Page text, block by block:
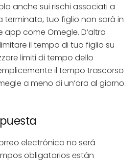
anche sui rischi associati a
terminato, tuo figlio non sarà in
come Omegle. D’altra
il tempo di tuo figlio su
limiti di tempo dello
il tempo trascorso
a meno di un’ora al giorno.
electrónico no será
obligatorios están